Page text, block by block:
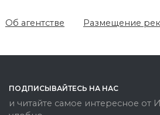
Об агентстве Размещение
ПОДПИСЫВАЙТЕСЬ НА НАС
и читайте самое интересное от